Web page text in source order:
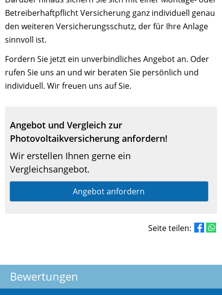
Betreiberhaftpflicht Versicherung ganz individuell genau
den weiteren Versicherungsschutz, der für Ihre Anlage
sinnvoll ist.
Fordern Sie jetzt ein unverbindliches Angebot an. Oder
rufen Sie uns an und wir beraten Sie persönlich und
individuell. Wir freuen uns auf Sie.
Angebot und Vergleich zur
Photovoltaikversicherung anfordern!
Wir erstellen Ihnen gerne ein
Vergleichsangebot.
Angebot anfordern
Seite teilen:
Bewertungen